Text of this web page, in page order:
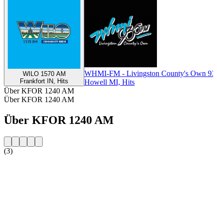
WILO 1570 AM
Frankfort IN, Hits
WHMI-FM - Livingston County's Own
Howell MI, Hits
Über KFOR 1240 AM
Über KFOR 1240 AM
Über KFOR 1240 AM
(3)